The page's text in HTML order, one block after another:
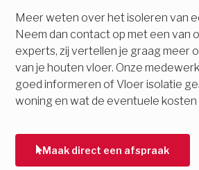
Meer weten over het isoleren van
Neem dan contact op met een van
experts, zij vertellen je graag meer
van je houten vloer. Onze
goed informeren of Vloer isolatie
woning en wat de eventuele kosten
Maak direct een afspraak